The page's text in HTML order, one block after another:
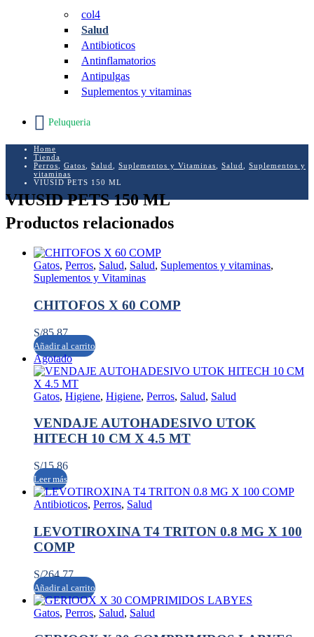
col4
Salud
Antibioticos
Antinflamatorios
Antipulgas
Suplementos y vitaminas
Peluqueria
Home
Tienda
Perros
Gatos Salud Suplementos y Vitaminas Salud
Suplementos y
vitaminas
VIUSID PETS 150 ML
VIUSID PETS 150 ML
Productos relacionados
Gatos, Perros, Salud, Salud, Suplementos y vitaminas,
Suplementos y Vitaminas
CHITOFOS X 60 COMP
S/85.87
Añadir al carrito
Agotado
Gatos, Higiene, Higiene, Perros, Salud, Salud
VENDAJE AUTOHADESIVO UTOK
HITECH 10 CM X 4.5 MT
S/15.86
Leer más
Antibioticos, Perros, Salud
LEVOTIROXINA T4 TRITON 0.8 MG X 100
COMP
S/264.77
Añadir al carrito
Gatos, Perros, Salud, Salud